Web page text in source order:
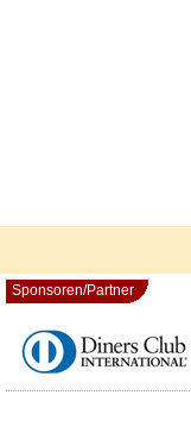
Sponsoren/Partner